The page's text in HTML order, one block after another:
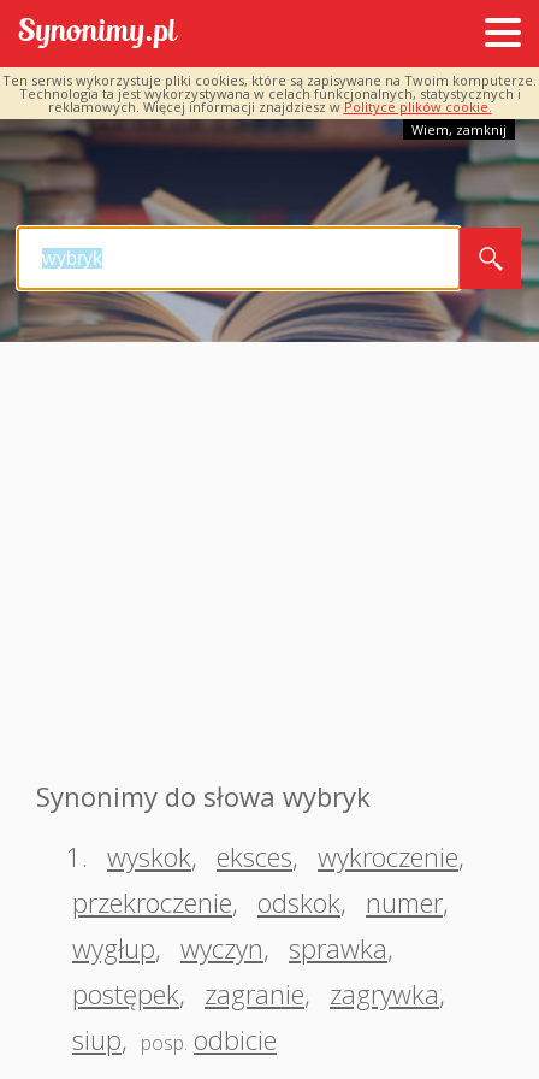
Ten serwis wykorzystuje pliki cookies, które są zapisywane na Twoim komputerze.
Technologia ta jest wykorzystywana w celach funkcjonalnych, statystycznych i
reklamowych. Więcej informacji znajdziesz w Polityce plików cookie.
Wiem, zamknij
Synonimy do słowa wybryk
1. wyskok, eksces, wykroczenie,
przekroczenie, odskok, numer,
wygłup, wyczyn, sprawka,
postępek, zagranie, zagrywka,
siup, posp. odbicie